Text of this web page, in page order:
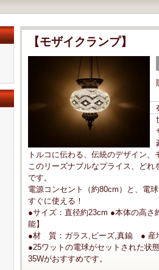
【モザイクランプ】
トルコに伝わる、伝統のデザイン
このリーズナブルなプライス、ど
です。
電源コンセント（約80cm）と、電
すぐに使える！
●サイズ：直径約23cm ●本体の高さ
能】
●材 質：ガラス,ビーズ,真鍮 ● 産
●25ワットの電球がセットされた状
35Wがおすすめです。